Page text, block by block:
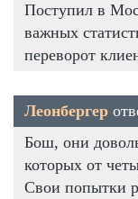
Поступил в
важных
переворот
Леонбергер
Бош, они
которых от
Свои попытки